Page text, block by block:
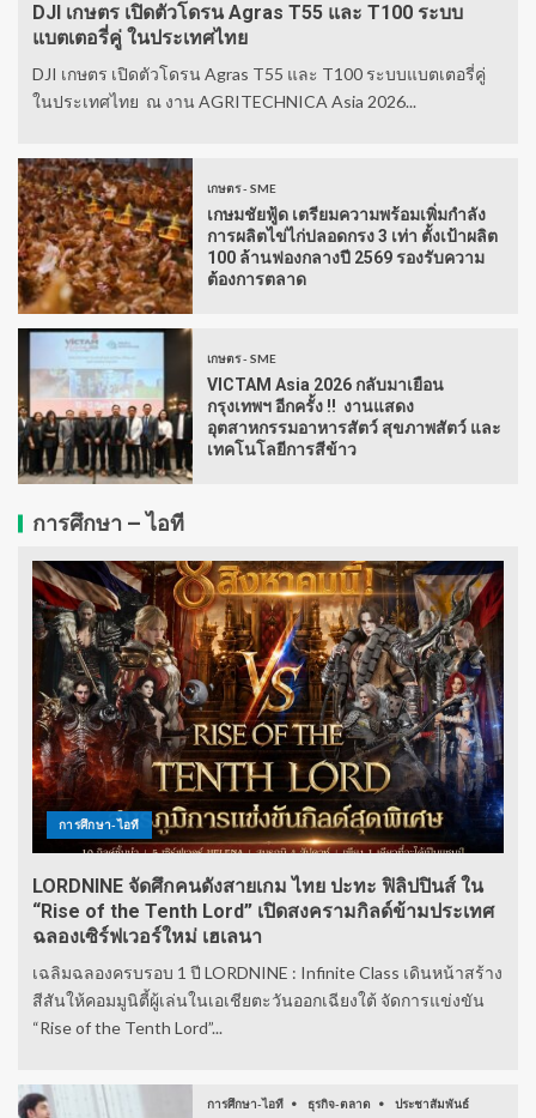
DJI เกษตร เปิดตัวโดรน Agras T55 และ T100 ระบบ
แบตเตอรี่คู่ ในประเทศไทย
DJI เกษตร เปิดตัวโดรน Agras T55 และ T100 ระบบแบตเตอรี่คู่
ในประเทศไทย ณ งาน AGRITECHNICA Asia 2026...
เกษตร - SME
เกษมชัยฟู้ด เตรียมความพร้อมเพิ่มกำลัง
การผลิตไข่ไก่ปลอดกรง 3 เท่า ตั้งเป้าผลิต
100 ล้านฟองกลางปี 2569 รองรับความ
ต้องการตลาด
เกษตร - SME
VICTAM Asia 2026 กลับมาเยือน
กรุงเทพฯ อีกครั้ง !! งานแสดง
อุตสาหกรรมอาหารสัตว์ สุขภาพสัตว์ และ
เทคโนโลยีการสีข้าว
การศึกษา – ไอที
การศึกษา-ไอที
LORDNINE จัดศึกคนดังสายเกม ไทย ปะทะ ฟิลิปปินส์ ใน
“Rise of the Tenth Lord” เปิดสงครามกิลด์ข้ามประเทศ
ฉลองเซิร์ฟเวอร์ใหม่ เฮเลนา
เฉลิมฉลองครบรอบ 1 ปี LORDNINE : Infinite Class เดินหน้าสร้าง
สีสันให้คอมมูนิตี้ผู้เล่นในเอเชียตะวันออกเฉียงใต้ จัดการแข่งขัน
“Rise of the Tenth Lord”...
การศึกษา-ไอที ธุรกิจ-ตลาด ประชาสัมพันธ์